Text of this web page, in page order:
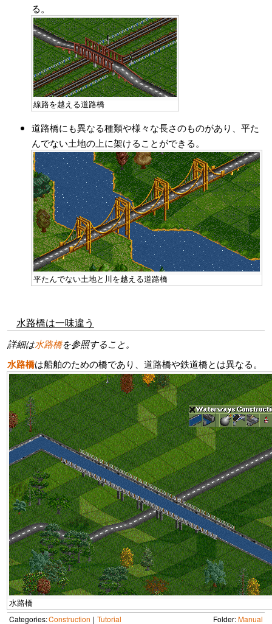
る。
線路を越える道路橋
道路橋にも異なる種類や様々な長さのものがあり、平た
んでない土地の上に架けることができる。
平たんでない土地と川を越える道路橋
水路橋は一味違う
詳細は水路橋を参照すること。
水路橋は船舶のための橋であり、道路橋や鉄道橋とは異なる。
水路橋
Categories:Construction Tutorial Folder:Manual